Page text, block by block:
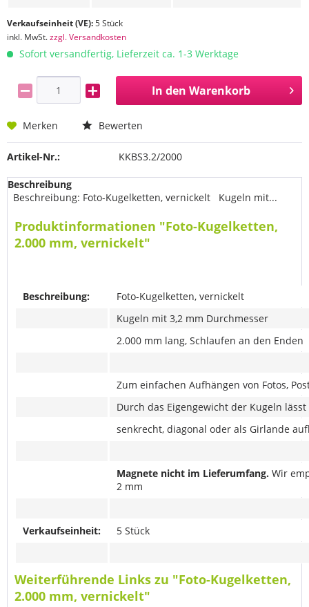
Verkaufseinheit (VE):5 Stück
inkl. MwSt.zzgl. Versandkosten
Sofort versandfertig, Lieferzeit ca. 1-3 Werktage
In den Warenkorb
Merken Bewerten
Artikel-Nr.: KKBS3.2/2000
Beschreibung
Beschreibung: Foto-Kugelketten, vernickelt Kugeln mit...
Produktinformationen "Foto-Kugelketten,
2.000 mm, vernickelt"
Beschreibung:
Foto-Kugelketten, vernickelt
Kugeln mit 3,2 mm Durchmesser
2.000 mm lang, Schlaufen an den Enden
Zum einfachen Aufhängen von Fotos,
Durch das Eigengewicht der Kugeln
senkrecht, diagonal oder als Girlande
Magnete nicht im Lieferumfang. Wir
2 mm
Verkaufseinheit: 5 Stück
Weiterführende Links zu "Foto-Kugelketten,
2.000 mm, vernickelt"